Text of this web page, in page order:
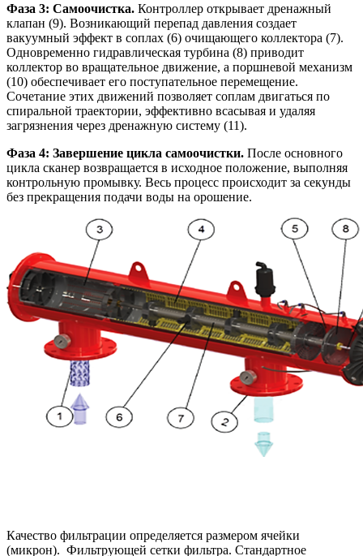
Фаза 3: Самоочистка. Контроллер открывает дренажный
клапан (9). Возникающий перепад давления создает
вакуумный эффект в соплах (6) очищающего коллектора (7).
Одновременно гидравлическая турбина (8) приводит
коллектор во вращательное движение, а поршневой механизм
(10) обеспечивает его поступательное перемещение.
Сочетание этих движений позволяет соплам двигаться по
спиральной траектории, эффективно всасывая и удаляя
загрязнения через дренажную систему (11).
Фаза 4: Завершение цикла самоочистки. После основного
цикла сканер возвращается в исходное положение, выполняя
контрольную промывку. Весь процесс происходит за секунды
без прекращения подачи воды на орошение.
Качество фильтрации определяется размером ячейки
(микрон). Фильтрующей сетки фильтра. Стандартное